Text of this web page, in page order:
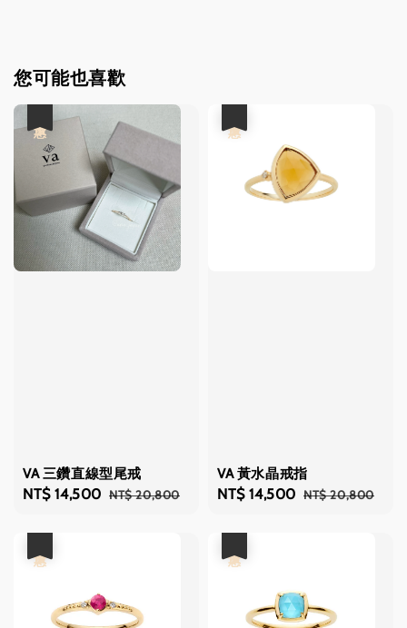
您可能也喜歡
VA 三鑽直線型尾戒
Sale
NT$ 14,500 Regular
NT$ 20,800
VA 黃水晶戒指
Sale
NT$ 14,500 Regular
NT$ 20,800